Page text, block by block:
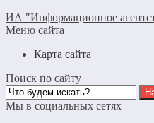
ИА "Информационное
Меню сайта
Карта сайта
Поиск по сайту
Мы в социальных сетях